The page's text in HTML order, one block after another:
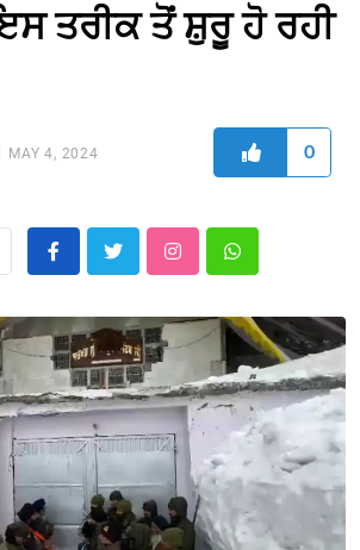
ਤਰੀਕ ਤੋਂ ਸ਼ੁਰੂ ਹੋ ਰਹੀ
MAY 4, 2024 0